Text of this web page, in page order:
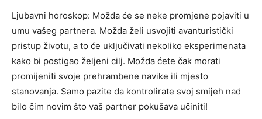
Ljubavni horoskop: Možda će se neke promjene pojaviti u
umu vašeg partnera. Možda želi usvojiti avanturistički
pristup životu, a to će uključivati ​​nekoliko eksperimenata
kako bi postigao željeni cilj. Možda ćete čak morati
promijeniti svoje prehrambene navike ili mjesto
stanovanja. Samo pazite da kontrolirate svoj smijeh nad
bilo čim novim što vaš partner pokušava učiniti!